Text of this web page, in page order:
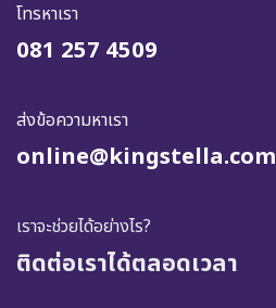
โทรหาเรา
081 257 4509
ส่งข้อความหาเรา
online@kingstella.com
เราจะช่วยได้อย่างไร?
ติดต่อเราได้ตลอดเวลา